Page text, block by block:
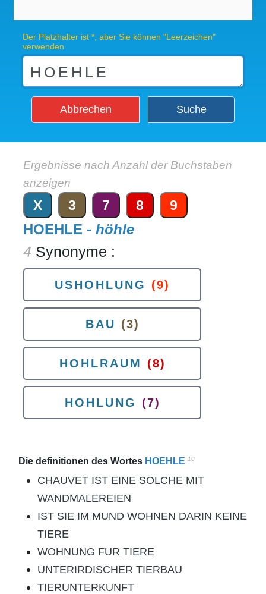
Der Platzhalter ist *, aber Sie können "Leerzeichen"
verwenden
Abbrechen Suche
Ergebnisse nach Anzahl der Buchstaben
anzeigen
X 3 7 8 9
HOEHLE - höhle
4 Synonyme :
USHOHLUNG (9)
BAU (3)
HOHLRAUM (8)
HOHLUNG (7)
Die definitionen des Wortes HOEHLE 10
CHAUVET IST EINE SOLCHE MIT
WANDMALEREIEN
IST SIE IM MUND WOHNEN DARIN KEINE
TIERE
WOHNUNG FUR TIERE
UNTERIRDISCHER TIERBAU
TIERUNTERKUNFT